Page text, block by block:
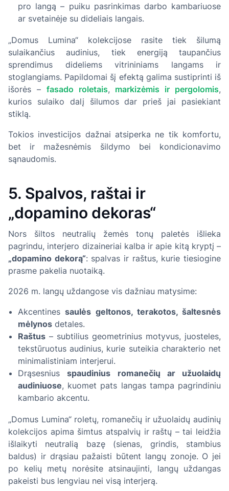
pro langą – puiku pasrinkimas darbo kambariuose
ar svetainėje su dideliais langais.
„Domus Lumina“ kolekcijose rasite tiek šilumą
sulaikančius audinius, tiek energiją taupančius
sprendimus dideliems vitrininiams langams ir
stoglangiams. Papildomai šį efektą galima sustiprinti iš
išorės – fasado roletais, markizėmis ir pergolomis,
kurios sulaiko dalį šilumos dar prieš jai pasiekiant
stiklą.
Tokios investicijos dažnai atsiperka ne tik komfortu,
bet ir mažesnėmis šildymo bei kondicionavimo
sąnaudomis.
5. Spalvos, raštai ir
„dopamino dekoras“
Nors šiltos neutralių žemės tonų paletės išlieka
pagrindu, interjero dizaineriai kalba ir apie kitą kryptį –
„dopamino dekorą“: spalvas ir raštus, kurie tiesiogine
prasme pakelia nuotaiką.
2026 m. langų uždangose vis dažniau matysime:
Akcentinessaulės geltonos, terakotos, šaltesnės
mėlynos detales.
Raštus – subtilius geometrinius motyvus, juosteles,
tekstūruotus audinius, kurie suteikia charakterio net
minimalistiniam interjerui.
Drąsesniusspaudinius romanečių ar užuolaidų
audiniuose, kuomet pats langas tampa pagrindiniu
kambario akcentu.
„Domus Lumina“ roletų, romanečių ir užuolaidų audinių
kolekcijos apima šimtus atspalvių ir raštų – tai leidžia
išlaikyti neutralią bazę (sienas, grindis, stambius
baldus) ir drąsiau pažaisti būtent langų zonoje. O jei
po kelių metų norėsite atsinaujinti, langų uždangas
pakeisti bus lengviau nei visą interjerą.